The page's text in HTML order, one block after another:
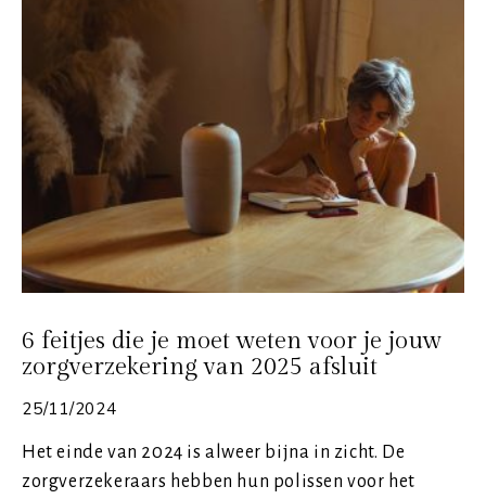
6 feitjes die je moet weten voor je jouw
zorgverzekering van 2025 afsluit
25/11/2024
Het einde van 2024 is alweer bijna in zicht. De
zorgverzekeraars hebben hun polissen voor het